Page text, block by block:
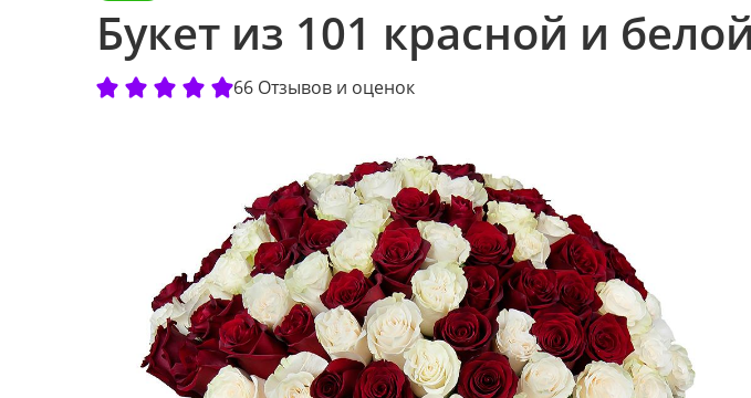
Букет из 101 красной и
66 Отзывов и оценок